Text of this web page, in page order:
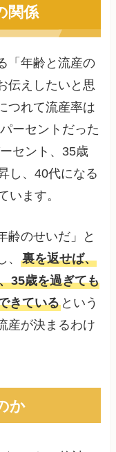
関係
「年齢と流産の
伝えしたいと思
つれて流産率は
ーセントだった
セント、35歳
し、40代になる
います。
齢のせいだ」と
、裏を返せば、
35歳を過ぎても
きている という
産が決まるわけ
か